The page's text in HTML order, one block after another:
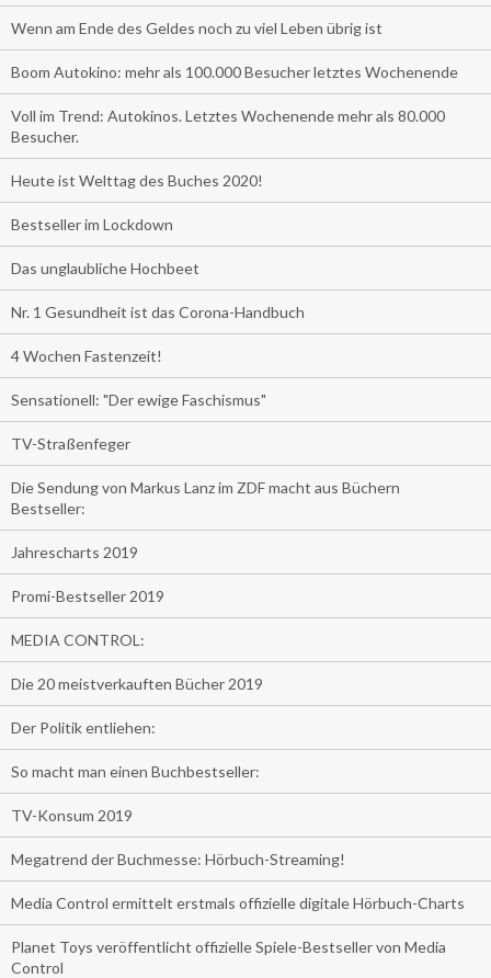
Wenn am Ende des Geldes noch zu viel Leben übrig ist
Boom Autokino: mehr als 100.000 Besucher letztes Wochenende
Voll im Trend: Autokinos. Letztes Wochenende mehr als 80.000
Besucher.
Heute ist Welttag des Buches 2020!
Bestseller im Lockdown
Das unglaubliche Hochbeet
Nr. 1 Gesundheit ist das Corona-Handbuch
4 Wochen Fastenzeit!
Sensationell: "Der ewige Faschismus"
TV-Straßenfeger
Die Sendung von Markus Lanz im ZDF macht aus Büchern
Bestseller:
Jahrescharts 2019
Promi-Bestseller 2019
MEDIA CONTROL:
Die 20 meistverkauften Bücher 2019
Der Politik entliehen:
So macht man einen Buchbestseller:
TV-Konsum 2019
Megatrend der Buchmesse: Hörbuch-Streaming!
Media Control ermittelt erstmals offizielle digitale Hörbuch-Charts
Planet Toys veröffentlicht offizielle Spiele-Bestseller von Media
Control